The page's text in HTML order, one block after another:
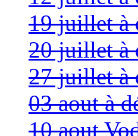
19 juillet à
20 juillet à
27 juillet à
03 aout à
10 aout